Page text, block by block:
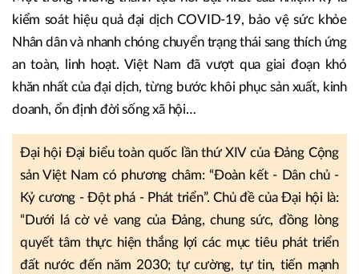
kiểm soát hiệu quả đại dịch COVID-19, bảo vệ sức khỏe
Nhân dân và nhanh chóng chuyển trạng thái sang thích ứng
an toàn, linh hoạt. Việt Nam đã vượt qua giai đoạn khó
khăn nhất của đại dịch, từng bước khôi phục sản xuất, kinh
doanh, ổn định đời sống xã hội…
Đại hội Đại biểu toàn quốc lần thứ XIV của Đảng Cộng
sản Việt Nam có phương châm: “Đoàn kết - Dân chủ -
Kỷ cương - Đột phá - Phát triển”. Chủ đề của Đại hội là:
“Dưới lá cờ vẻ vang của Đảng, chung sức, đồng lòng
quyết tâm thực hiện thắng lợi các mục tiêu phát triển
đất nước đến năm 2030; tự cường, tự tin, tiến mạnh